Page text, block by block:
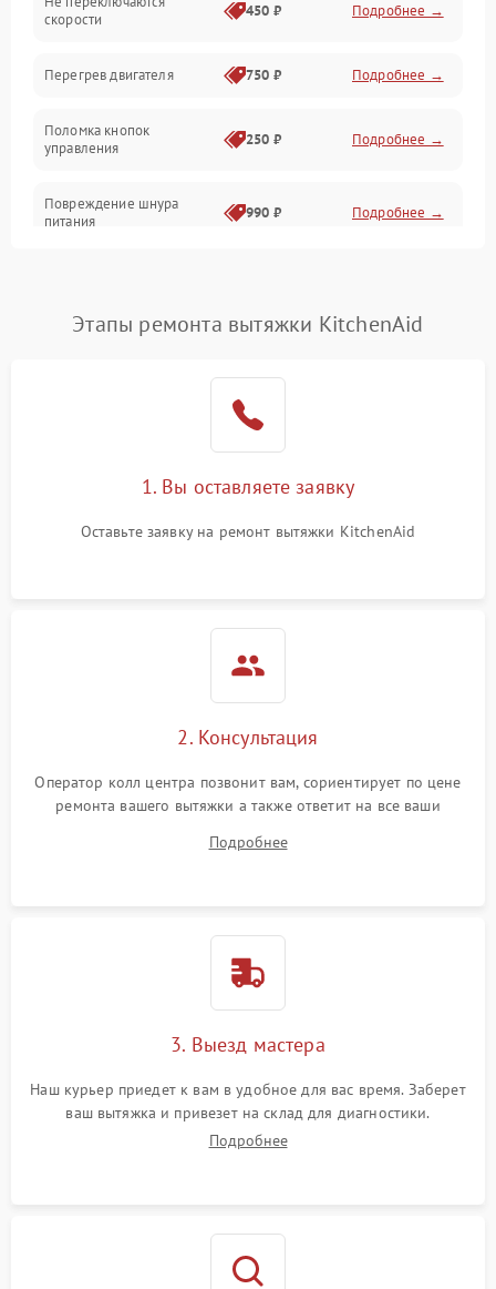
Электроника
скорости
450 ₽ Подробнее →
Перегрев двигателя 750 ₽ Подробнее →
Поломка кнопок
управления
250 ₽ Подробнее →
Повреждение шнура
питания
990 ₽ Подробнее →
1000 ₽
1000 ₽ Подробнее →
Этапы ремонта вытяжки KitchenAid
1. Вы оставляете заявку
Оставьте заявку на ремонт вытяжки KitchenAid
2. Консультация
Оператор колл центра позвонит вам, сориентирует по цене
ремонта вашего вытяжки а также ответит на все ваши
Подробнее
3. Выезд мастера
Наш курьер приедет к вам в удобное для вас время. Заберет
ваш вытяжка и привезет на склад для диагностики.
Подробнее